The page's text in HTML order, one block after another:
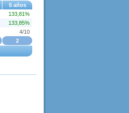
5 años
133,81%
133,85%
4/10
2